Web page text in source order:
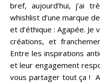
bref, aujourd’hui, j’ai
whishlist d’une marque
et d’éthique : Agapée.
créations, et
Entre les inspirations
et leur engagement
vous partager tout ça !